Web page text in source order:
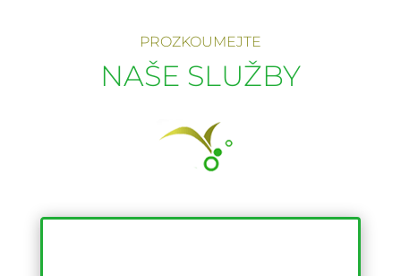
PROZKOUMEJTE
NAŠE SLUŽBY